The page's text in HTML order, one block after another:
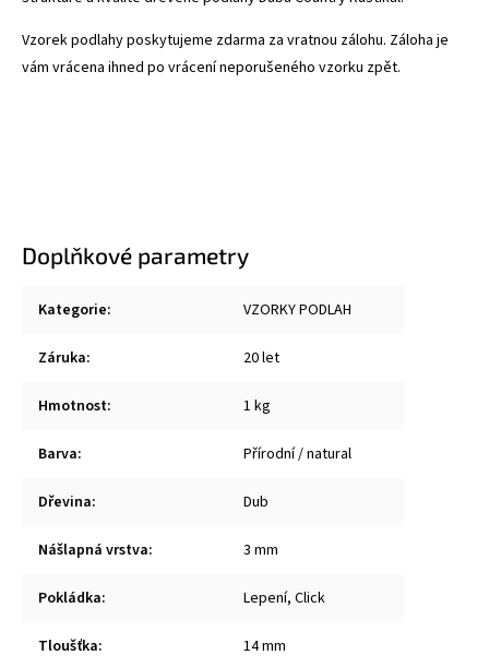
Vzorek podlahy poskytujeme zdarma za vratnou zálohu. Záloha je
vám vrácena ihned po vrácení neporušeného vzorku zpět.
Doplňkové parametry
Kategorie: VZORKY PODLAH
Záruka: 20 let
Hmotnost: 1 kg
Barva: Přírodní / natural
Dřevina: Dub
Nášlapná vrstva: 3 mm
Pokládka: Lepení, Click
Tloušťka: 14 mm